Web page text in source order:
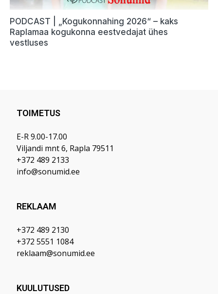
TOIMETUS
E-R 9.00-17.00
Viljandi mnt 6, Rapla 79511
+372 489 2133
info@sonumid.ee
REKLAAM
+372 489 2130
+372 5551 1084
reklaam@sonumid.ee
KUULUTUSED